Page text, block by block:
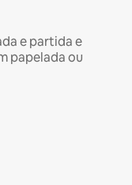
e partida e
papelada ou